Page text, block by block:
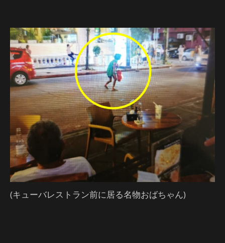
(キューバレストラン前に居る名物おばちゃん)